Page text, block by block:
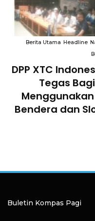
Berita Utama Headline
DPP XTC
Tegas
Bendera dan
Buletin Kompas Pagi